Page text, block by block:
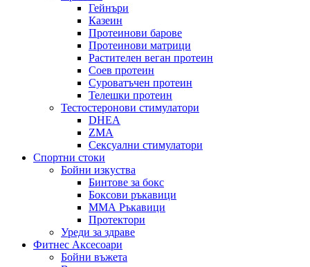
Гейнъри
Казеин
Протеинови барове
Протеинови матрици
Растителен веган протеин
Соев протеин
Суроватъчен протеин
Телешки протеин
Тестостеронови стимулатори
DHEA
ZMA
Сексуални стимулатори
Спортни стоки
Бойни изкуства
Бинтове за бокс
Боксови ръкавици
ММА Ръкавици
Протектори
Уреди за здраве
Фитнес Аксесоари
Бойни въжета